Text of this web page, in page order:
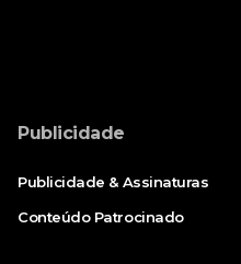
Publicidade
Publicidade & Assinaturas
Conteúdo Patrocinado